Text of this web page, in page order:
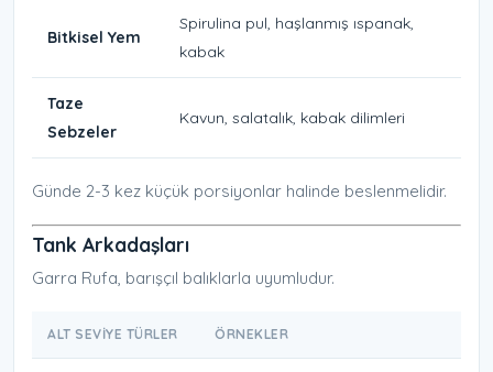
Bitkisel Yem
Spirulina pul, haşlanmış ıspanak,
kabak
Taze
Sebzeler
Kavun, salatalık, kabak dilimleri
Günde 2-3 kez küçük porsiyonlar halinde beslenmelidir.
Tank Arkadaşları
Garra Rufa, barışçıl balıklarla uyumludur.
ALT SEVIYE TÜRLER ÖRNEKLER